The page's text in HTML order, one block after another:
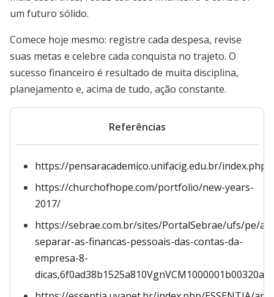
um futuro sólido.
Comece hoje mesmo: registre cada despesa, revise
suas metas e celebre cada conquista no trajeto. O
sucesso financeiro é resultado de muita disciplina,
planejamento e, acima de tudo, ação constante.
Referências
https://pensaracademico.unifacig.edu.br/
https://churchofhope.com/portfolio/new-years-
2017/
https://sebrae.com.br/sites/PortalSebrae/ufs/pe/
separar-as-financas-pessoais-das-contas-da-
empresa-8-